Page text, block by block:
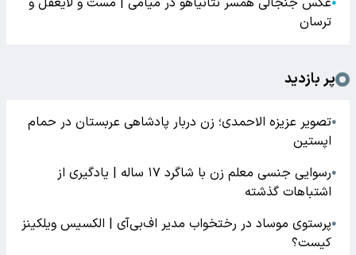
●
ترسان
پر بازدید
●تصویر عزیزه الاحمدی؛ زن دربار پادشاهی عربستان در حمام
اپستین
●
رسوایی جنسی معلم زن با شاگرد ۱۷ ساله | یادگیری از
اشتباهات گذشته
●پرستوی موساد در رختخواب مدیر اف‌بی‌آی | الکسیس ویلکینز
کیست؟